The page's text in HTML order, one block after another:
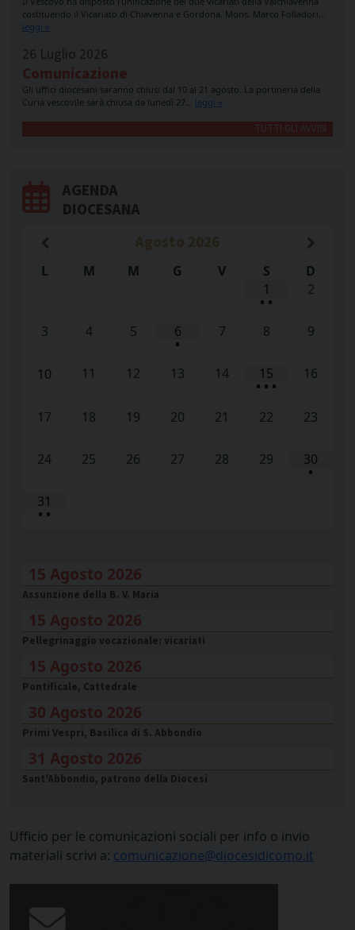
costituendo il Vicariato di Chiavenna e Gordona. Mons. Marco Folladori…
leggi »
26 Luglio 2026
Comunicazione
Gli uffici diocesani saranno chiusi dal 10 al 21 agosto. La portineria della
Curia vescovile sarà chiusa da lunedì 27… leggi »
TUTTI GLI AVVISI
AGENDA
DIOCESANA
L M M G V S
D
1
• •
2
3 4 5 6
•
7 8 9
10 11 12 13 14 15
• • •
16
17 18 19 20 21 22 23
24 25 26 27 28 29 30
•
31
• •
15 Agosto 2026
Assunzione della B. V. Maria
15 Agosto 2026
Pellegrinaggio vocazionale: vicariati
15 Agosto 2026
Pontificale, Cattedrale
30 Agosto 2026
Primi Vespri, Basilica di S. Abbondio
31 Agosto 2026
Sant'Abbondio, patrono della Diocesi
Ufficio per le comunicazioni sociali per info o invio
materiali scrivi a: comunicazione@diocesidicomo.it